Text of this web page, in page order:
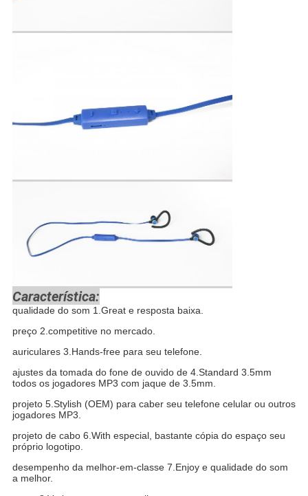
Característica:
qualidade do som 1.Great e resposta baixa.
preço 2.competitive no mercado.
auriculares 3.Hands-free para seu telefone.
ajustes da tomada do fone de ouvido de 4.Standard 3.5mm
todos os jogadores MP3 com jaque de 3.5mm.
projeto 5.Stylish (OEM) para caber seu telefone celular ou outros
jogadores MP3.
projeto de cabo 6.With especial, bastante cópia do espaço seu
próprio logotipo.
desempenho da melhor-em-classe 7.Enjoy e qualidade do som
a melhor.